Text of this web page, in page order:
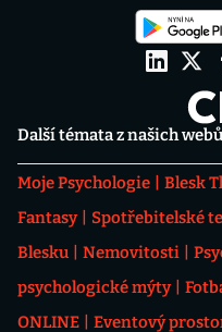
Další témata z našich webů
Moje Psychologie Blesk
Fantasy
Spotřebitelské
Blesku
Nemovitosti
psychologické mýty
ONLINE
Eventový